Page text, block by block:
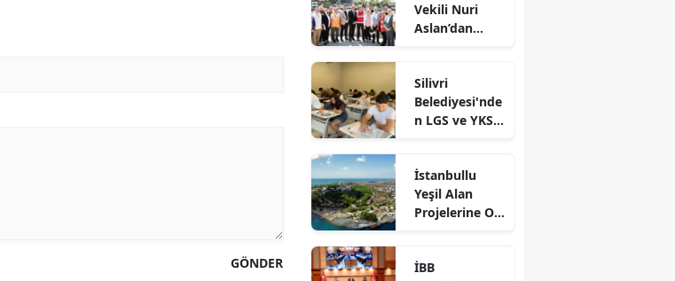
GÖNDER
Belediyesine
Ziyaret
Vekili Nuri
Aslan’dan
Çalışmalara
Yakın Takip
Silivri
Belediyesi'nde
n LGS ve YKS
Eğitim Desteği
İstanbullu
Yeşil Alan
Projelerine Oy
İBB